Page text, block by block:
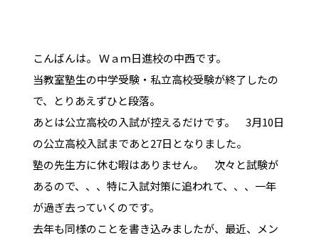
こんばんは。 Ｗａｍ日進校の中西です。
当教室塾生の中学受験・私立高校受験が終了したの
で、とりあえずひと段落。
あとは公立高校の入試が控えるだけです。 3月10日
の公立高校入試まであと27日となりました。
塾の先生方に休む暇はありません。 次々と試験が
あるので、、、特に入試対策に追われて、、、一年
が過ぎ去っていくのです。
去年も同様のことを書き込みましたが、最近、メン